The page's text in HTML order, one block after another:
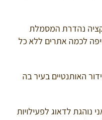
נהדרת המסמלת
לכמה אתרים ללא כל
האותנטיים בעיר בה
נוהגת לדאוג לפעילויות